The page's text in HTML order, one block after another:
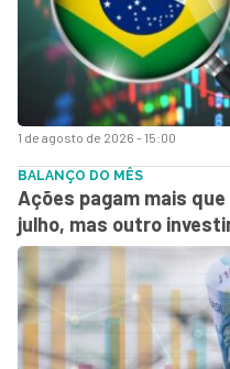
1 de agosto de 2026 - 15:00
BALANÇO DO MÊS
Ações pagam mais
julho, mas outro